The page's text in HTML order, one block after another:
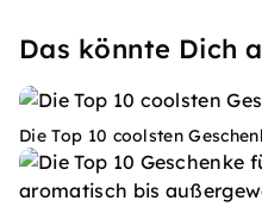
Das könnte Dich
Die Top 10 coolsten